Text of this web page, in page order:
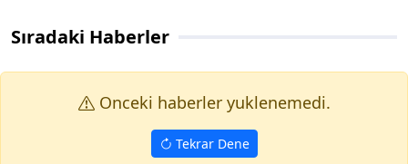
Sıradaki Haberler
Onceki haberler yuklenemedi.
Tekrar Dene